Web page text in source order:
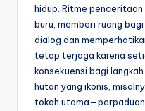
hidup. Ritme
buru, memberi ruang
dialog dan
tetap terjaga karena
konsekuensi bagi
hutan yang ikonis,
tokoh